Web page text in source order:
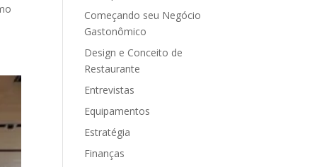
Começando seu Negócio
Gastonômico
Design e Conceito de
Restaurante
Entrevistas
Equipamentos
Estratégia
Finanças